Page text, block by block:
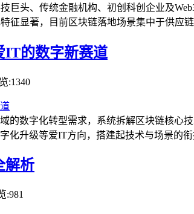
巨头、传统金融机构、初创科创企业及
征显著，目前区块链落地场景集中于供应
IT的数字新赛道
:1340
的数字化转型需求，系统拆解区块链核心
化升级等爱IT方向，搭建起技术与场景的衔
解析
:981